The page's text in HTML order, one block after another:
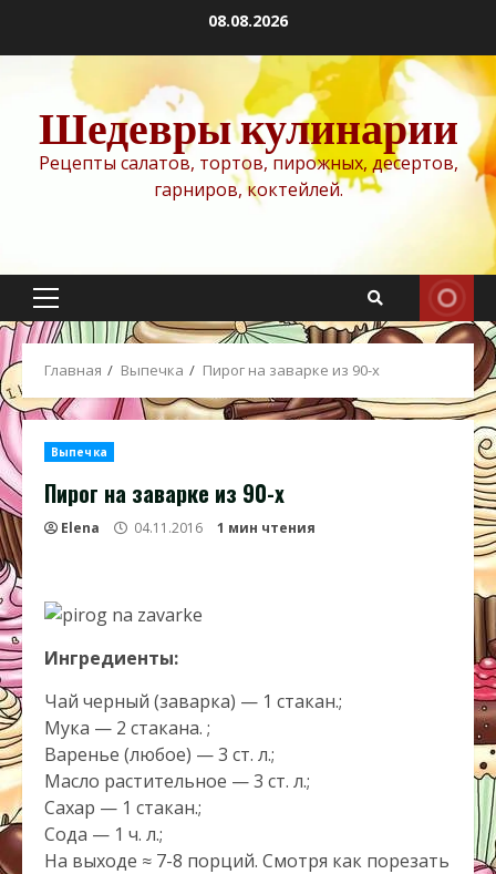
содержимому
08.08.2026
Шедевры кулинарии
Рецепты салатов, тортов, пирожных, десертов,
гарниров, коктейлей.
Основное
меню
Главная Выпечка Пирог на заварке из 90-х
Выпечка
Пирог на заварке из 90-х
Elena 04.11.2016 1 мин чтения
Ингредиенты:
Чай черный (заварка) — 1 стакан.;
Мука — 2 стакана. ;
Варенье (любое) — 3 ст. л.;
Масло растительное — 3 ст. л.;
Сахар — 1 стакан.;
Сода — 1 ч. л.;
На выходе ≈ 7-8 порций. Смотря как порезать